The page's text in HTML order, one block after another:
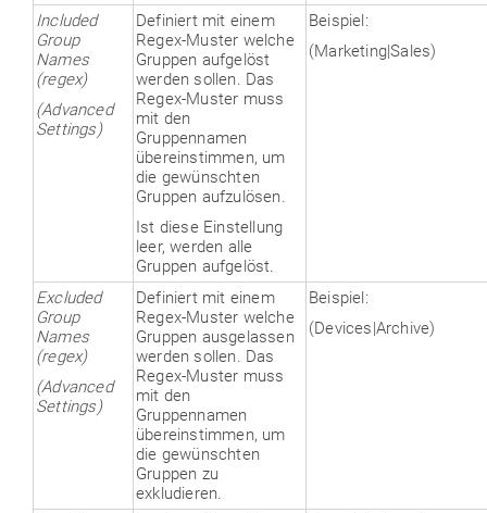
Included
Group
Names
(regex)
(Advanced
Settings)
Definiert mit einem
Regex-Muster welche
Gruppen aufgelöst
werden sollen. Das
Regex-Muster muss
mit den
Gruppennamen
übereinstimmen, um
die gewünschten
Gruppen aufzulösen.
Ist diese Einstellung
leer, werden alle
Gruppen aufgelöst.
Beispiel:
(Marketing|Sales)
Excluded
Group
Names
(regex)
(Advanced
Settings)
Definiert mit einem
Regex-Muster welche
Gruppen ausgelassen
werden sollen. Das
Regex-Muster muss
mit den
Gruppennamen
übereinstimmen, um
die gewünschten
Gruppen zu
exkludieren.
Beispiel:
(Devices|Archive)